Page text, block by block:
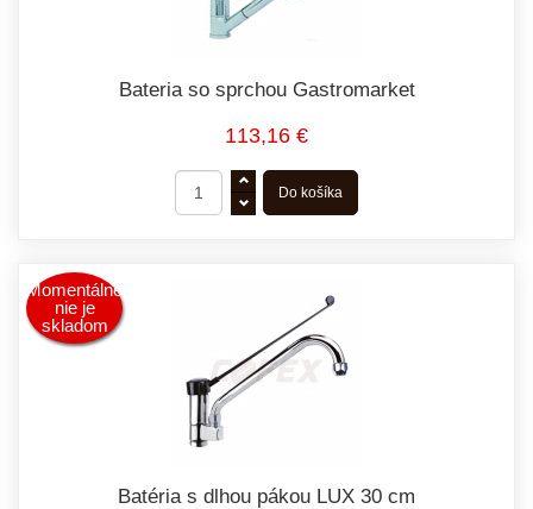
Bateria so sprchou Gastromarket
113,16 €
Momentálne
nie je
skladom
Batéria s dlhou pákou LUX 30 cm